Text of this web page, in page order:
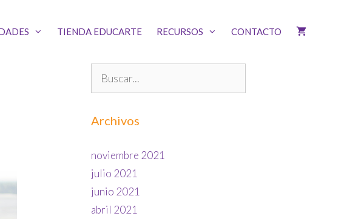
TIENDA EDUCARTE RECURSOS CONTACTO
Archivos
noviembre 2021
julio 2021
junio 2021
abril 2021